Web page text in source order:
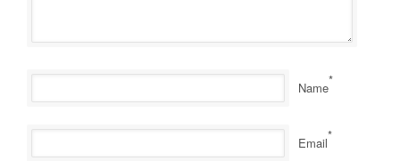
Name*
Email*